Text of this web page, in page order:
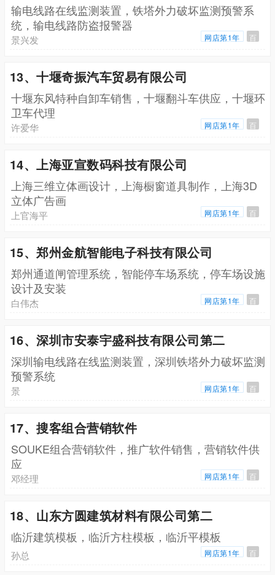
输电线路在线监测装置，铁塔外力破坏监测预警系
统，输电线路防盗报警器
景兴发 网店第1年 百
13、十堰奇振汽车贸易有限公司
十堰东风特种自卸车销售，十堰翻斗车供应，十堰环
卫车代理
许爱华 网店第1年 百
14、上海亚宣数码科技有限公司
上海三维立体画设计，上海橱窗道具制作，上海3D
立体广告画
上官海平 网店第1年 百
15、郑州金航智能电子科技有限公司
郑州通道闸管理系统，智能停车场系统，停车场设施
设计及安装
白伟杰 网店第1年 百
16、深圳市安泰宇盛科技有限公司第二
深圳输电线路在线监测装置，深圳铁塔外力破坏监测
预警系统
景 网店第1年 百
17、搜客组合营销软件
SOUKE组合营销软件，推广软件销售，营销软件供
应
邓经理 网店第1年 百
18、山东方圆建筑材料有限公司第二
临沂建筑模板，临沂方柱模板，临沂平模板
孙总 网店第1年 百